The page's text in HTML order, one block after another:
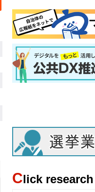
Click research